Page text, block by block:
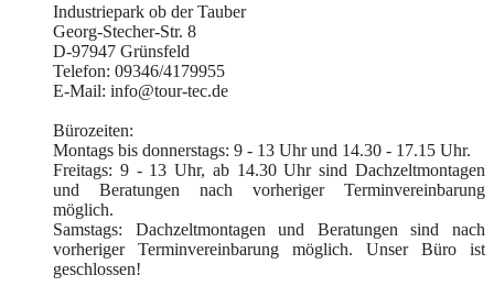
Industriepark ob der Tauber
Georg-Stecher-Str. 8
D-97947 Grünsfeld
Telefon: 09346/4179955
E-Mail: info@tour-tec.de
Bürozeiten:
Montags bis donnerstags: 9 - 13 Uhr und 14.30 - 17.15 Uhr.
Freitags: 9 - 13 Uhr, ab 14.30 Uhr sind Dachzeltmontagen
und Beratungen nach vorheriger Terminvereinbarung
möglich.
Samstags: Dachzeltmontagen und Beratungen sind nach
vorheriger Terminvereinbarung möglich. Unser Büro ist
geschlossen!